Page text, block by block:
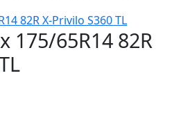
175/65R14 82R